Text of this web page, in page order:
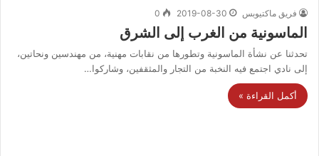
فريق ماكتيوبس 2019-08-30
0
الماسونية من الغرب إلى الشرق
تحدثنا عن نشأة الماسونية وتطورها من نقابات مهنية، من مهندسين ونحاتين،
إلى نادي اجتمع فيه النخبة من التجار والمثقفين، وشاركوا…
أكمل القراءة »